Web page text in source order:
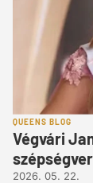
QUEENS BLOG
Végvári
2026. 05. 22.